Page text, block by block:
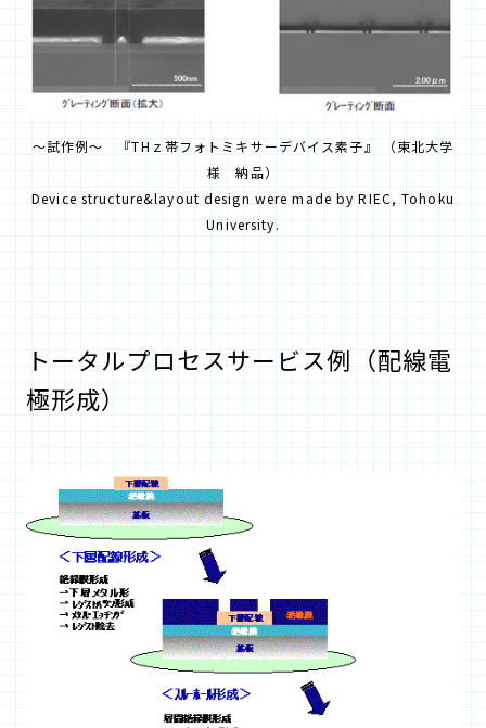
～試作例～ 『THｚ帯フォトミキサーデバイス素子』 （東北大学
様 納品）
Device structure&layout design were made by RIEC, Tohoku
University.
トータルプロセスサービス例（配線電
極形成）